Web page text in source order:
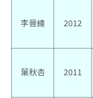
李晉緯 2012
葉秋杏 2011